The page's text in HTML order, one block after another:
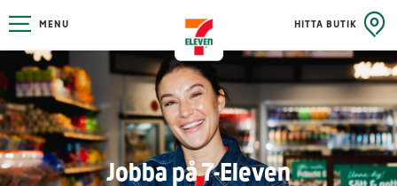
MENU HITTA BUTIK
Jobba på 7-Eleven